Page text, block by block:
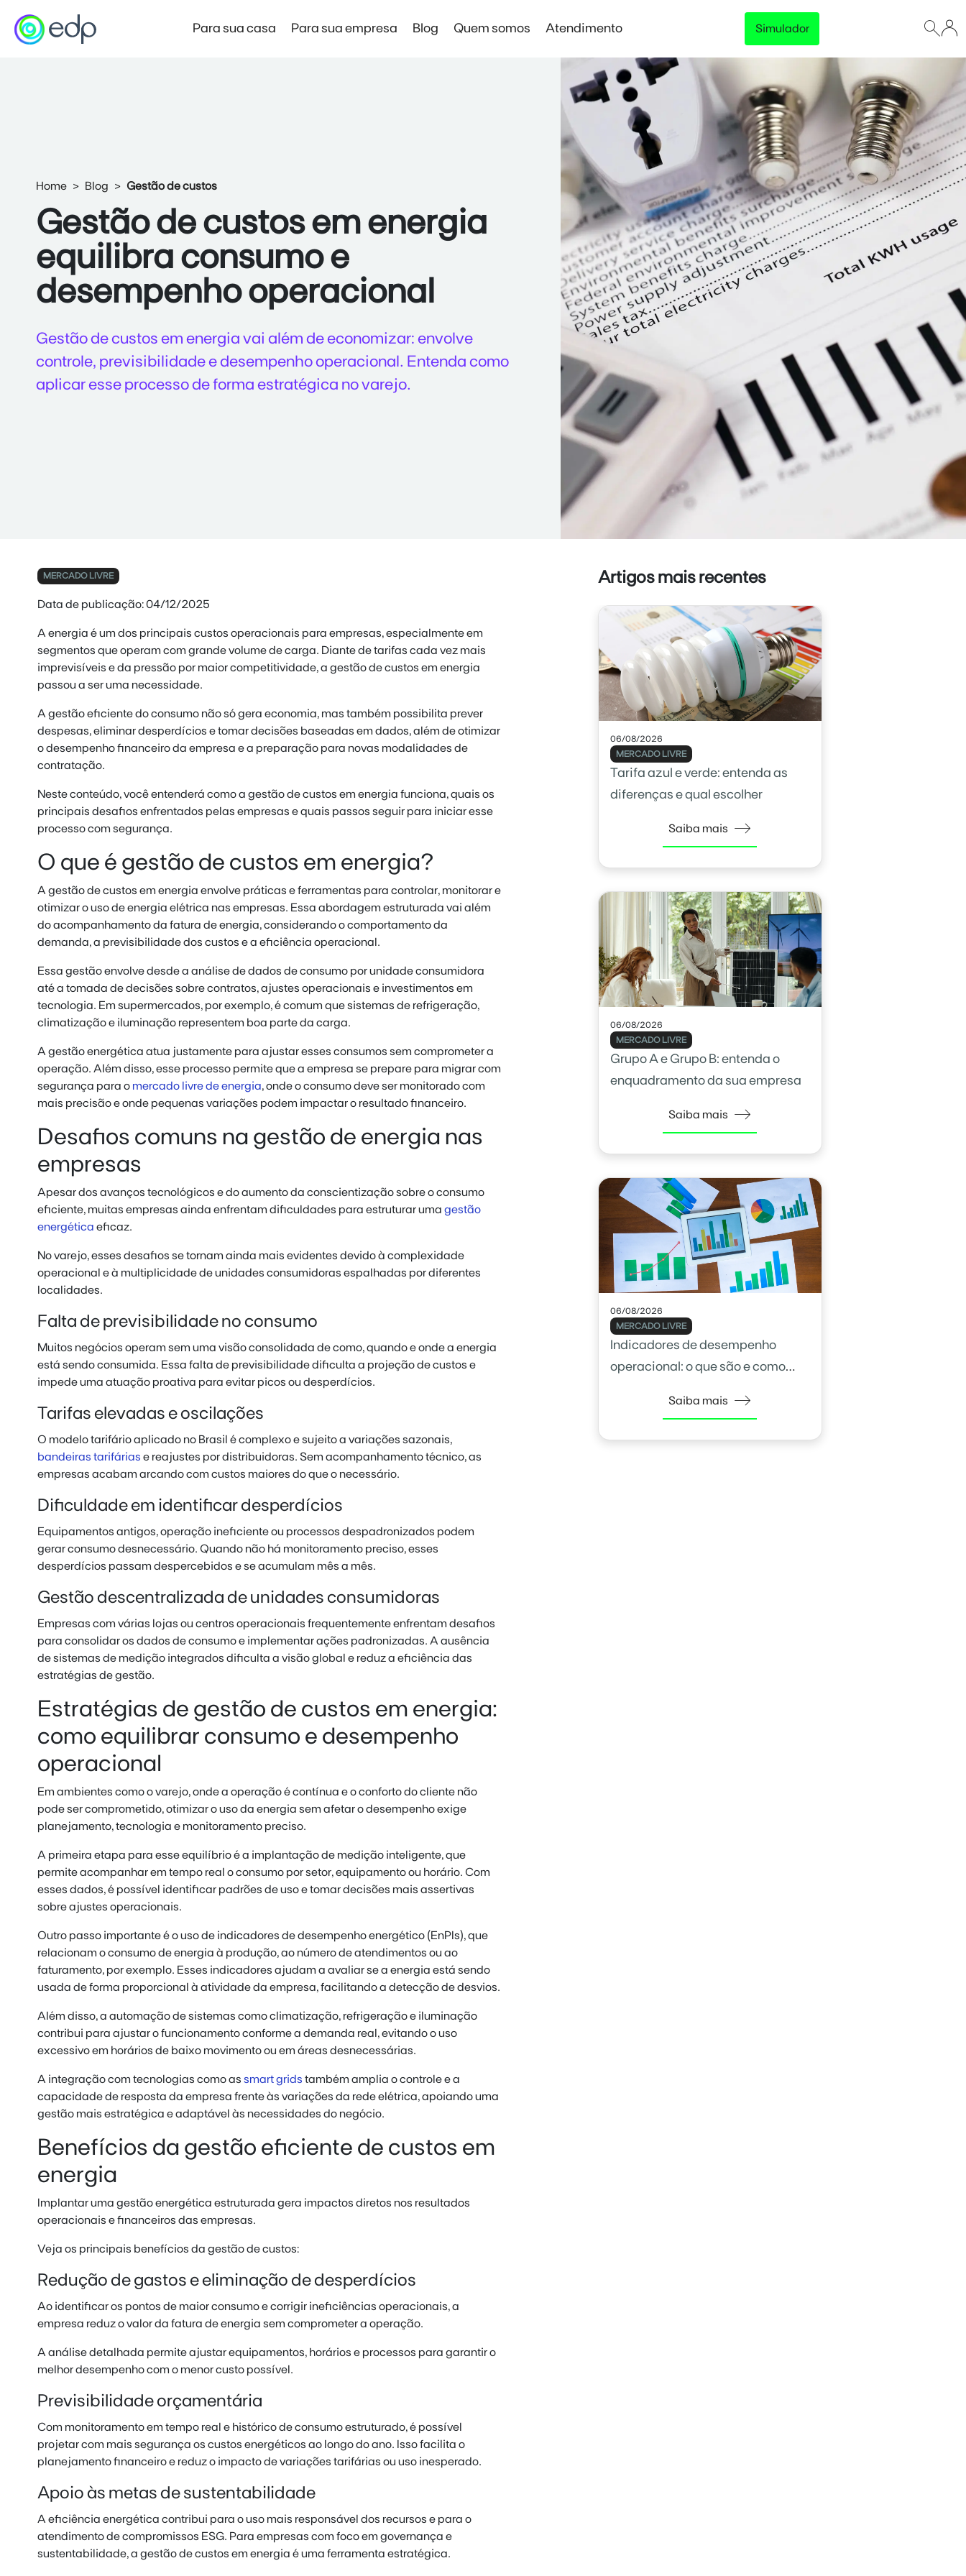
Para sua casa Para sua empresa
Mercado Livre Varejista
Economia e autonomia com a força da EDP
Mercado Livre Atacadista
Economia para empresas de alta demanda
Lançamento
Preço Garantido
Trave o preço da energia da sua empresa e tenha
previsibilidade total no orçamento, sem surpresas na
fatura.
Disponível para empresas com consumo acima de 500 kWh/mês
Conhecer solução
Blog Quem somos Atendimento Simulador
Home Blog Gestão de custos
Gestão de custos em energia
equilibra consumo e
desempenho operacional
Gestão de custos em energia vai além de economizar: envolve
controle, previsibilidade e desempenho operacional. Entenda como
aplicar esse processo de forma estratégica no varejo.
MERCADO LIVRE
Data de publicação: 04/12/2025
A energia é um dos principais custos operacionais para empresas, especialmente em
segmentos que operam com grande volume de carga. Diante de tarifas cada vez mais
imprevisíveis e da pressão por maior competitividade, a gestão de custos em energia
passou a ser uma necessidade.
A gestão eficiente do consumo não só gera economia, mas também possibilita prever
despesas, eliminar desperdícios e tomar decisões baseadas em dados, além de otimizar
o desempenho financeiro da empresa e a preparação para novas modalidades de
contratação.
Neste conteúdo, você entenderá como a gestão de custos em energia funciona, quais os
principais desafios enfrentados pelas empresas e quais passos seguir para iniciar esse
processo com segurança.
O que é gestão de custos em energia?
A gestão de custos em energia envolve práticas e ferramentas para controlar, monitorar e
otimizar o uso de energia elétrica nas empresas. Essa abordagem estruturada vai além
do acompanhamento da fatura de energia, considerando o comportamento da
demanda, a previsibilidade dos custos e a eficiência operacional.
Essa gestão envolve desde a análise de dados de consumo por unidade consumidora
até a tomada de decisões sobre contratos, ajustes operacionais e investimentos em
tecnologia. Em supermercados, por exemplo, é comum que sistemas de refrigeração,
climatização e iluminação representem boa parte da carga.
A gestão energética atua justamente para ajustar esses consumos sem comprometer a
operação. Além disso, esse processo permite que a empresa se prepare para migrar com
segurança para o mercado livre de energia, onde o consumo deve ser monitorado com
mais precisão e onde pequenas variações podem impactar o resultado financeiro.
Desafios comuns na gestão de energia nas
empresas
Apesar dos avanços tecnológicos e do aumento da conscientização sobre o consumo
eficiente, muitas empresas ainda enfrentam dificuldades para estruturar uma gestão
energética eficaz.
No varejo, esses desafios se tornam ainda mais evidentes devido à complexidade
operacional e à multiplicidade de unidades consumidoras espalhadas por diferentes
localidades.
Falta de previsibilidade no consumo
Muitos negócios operam sem uma visão consolidada de como, quando e onde a energia
está sendo consumida. Essa falta de previsibilidade dificulta a projeção de custos e
impede uma atuação proativa para evitar picos ou desperdícios.
Tarifas elevadas e oscilações
O modelo tarifário aplicado no Brasil é complexo e sujeito a variações sazonais,
bandeiras tarifárias e reajustes por distribuidoras. Sem acompanhamento técnico, as
empresas acabam arcando com custos maiores do que o necessário.
Dificuldade em identificar desperdícios
Equipamentos antigos, operação ineficiente ou processos despadronizados podem
gerar consumo desnecessário. Quando não há monitoramento preciso, esses
desperdícios passam despercebidos e se acumulam mês a mês.
Gestão descentralizada de unidades consumidoras
Empresas com várias lojas ou centros operacionais frequentemente enfrentam desafios
para consolidar os dados de consumo e implementar ações padronizadas. A ausência
de sistemas de medição integrados dificulta a visão global e reduz a eficiência das
estratégias de gestão.
Estratégias de gestão de custos em energia:
como equilibrar consumo e desempenho
operacional
Em ambientes como o varejo, onde a operação é contínua e o conforto do cliente não
pode ser comprometido, otimizar o uso da energia sem afetar o desempenho exige
planejamento, tecnologia e monitoramento preciso.
A primeira etapa para esse equilíbrio é a implantação de medição inteligente, que
permite acompanhar em tempo real o consumo por setor, equipamento ou horário. Com
esses dados, é possível identificar padrões de uso e tomar decisões mais assertivas
sobre ajustes operacionais.
Outro passo importante é o uso de indicadores de desempenho energético (EnPIs), que
relacionam o consumo de energia à produção, ao número de atendimentos ou ao
faturamento, por exemplo. Esses indicadores ajudam a avaliar se a energia está sendo
usada de forma proporcional à atividade da empresa, facilitando a detecção de desvios.
Além disso, a automação de sistemas como climatização, refrigeração e iluminação
contribui para ajustar o funcionamento conforme a demanda real, evitando o uso
excessivo em horários de baixo movimento ou em áreas desnecessárias.
A integração com tecnologias como as smart grids também amplia o controle e a
capacidade de resposta da empresa frente às variações da rede elétrica, apoiando uma
gestão mais estratégica e adaptável às necessidades do negócio.
Benefícios da gestão eficiente de custos em
energia
Implantar uma gestão energética estruturada gera impactos diretos nos resultados
operacionais e financeiros das empresas.
Veja os principais benefícios da gestão de custos:
Redução de gastos e eliminação de desperdícios
Ao identificar os pontos de maior consumo e corrigir ineficiências operacionais, a
empresa reduz o valor da fatura de energia sem comprometer a operação.
A análise detalhada permite ajustar equipamentos, horários e processos para garantir o
melhor desempenho com o menor custo possível.
Previsibilidade orçamentária
Com monitoramento em tempo real e histórico de consumo estruturado, é possível
projetar com mais segurança os custos energéticos ao longo do ano. Isso facilita o
planejamento financeiro e reduz o impacto de variações tarifárias ou uso inesperado.
Apoio às metas de sustentabilidade
A eficiência energética contribui para o uso mais responsável dos recursos e para o
atendimento de compromissos ESG. Para empresas com foco em governança e
sustentabilidade, a gestão de custos em energia é uma ferramenta estratégica.
Artigos mais recentes
06/08/2026
MERCADO LIVRE
Tarifa azul e verde: entenda as
diferenças e qual escolher
Saiba mais
06/08/2026
MERCADO LIVRE
Grupo A e Grupo B: entenda o
enquadramento da sua empresa
Saiba mais
06/08/2026
MERCADO LIVRE
Indicadores de desempenho
operacional: o que são e como
Saiba mais